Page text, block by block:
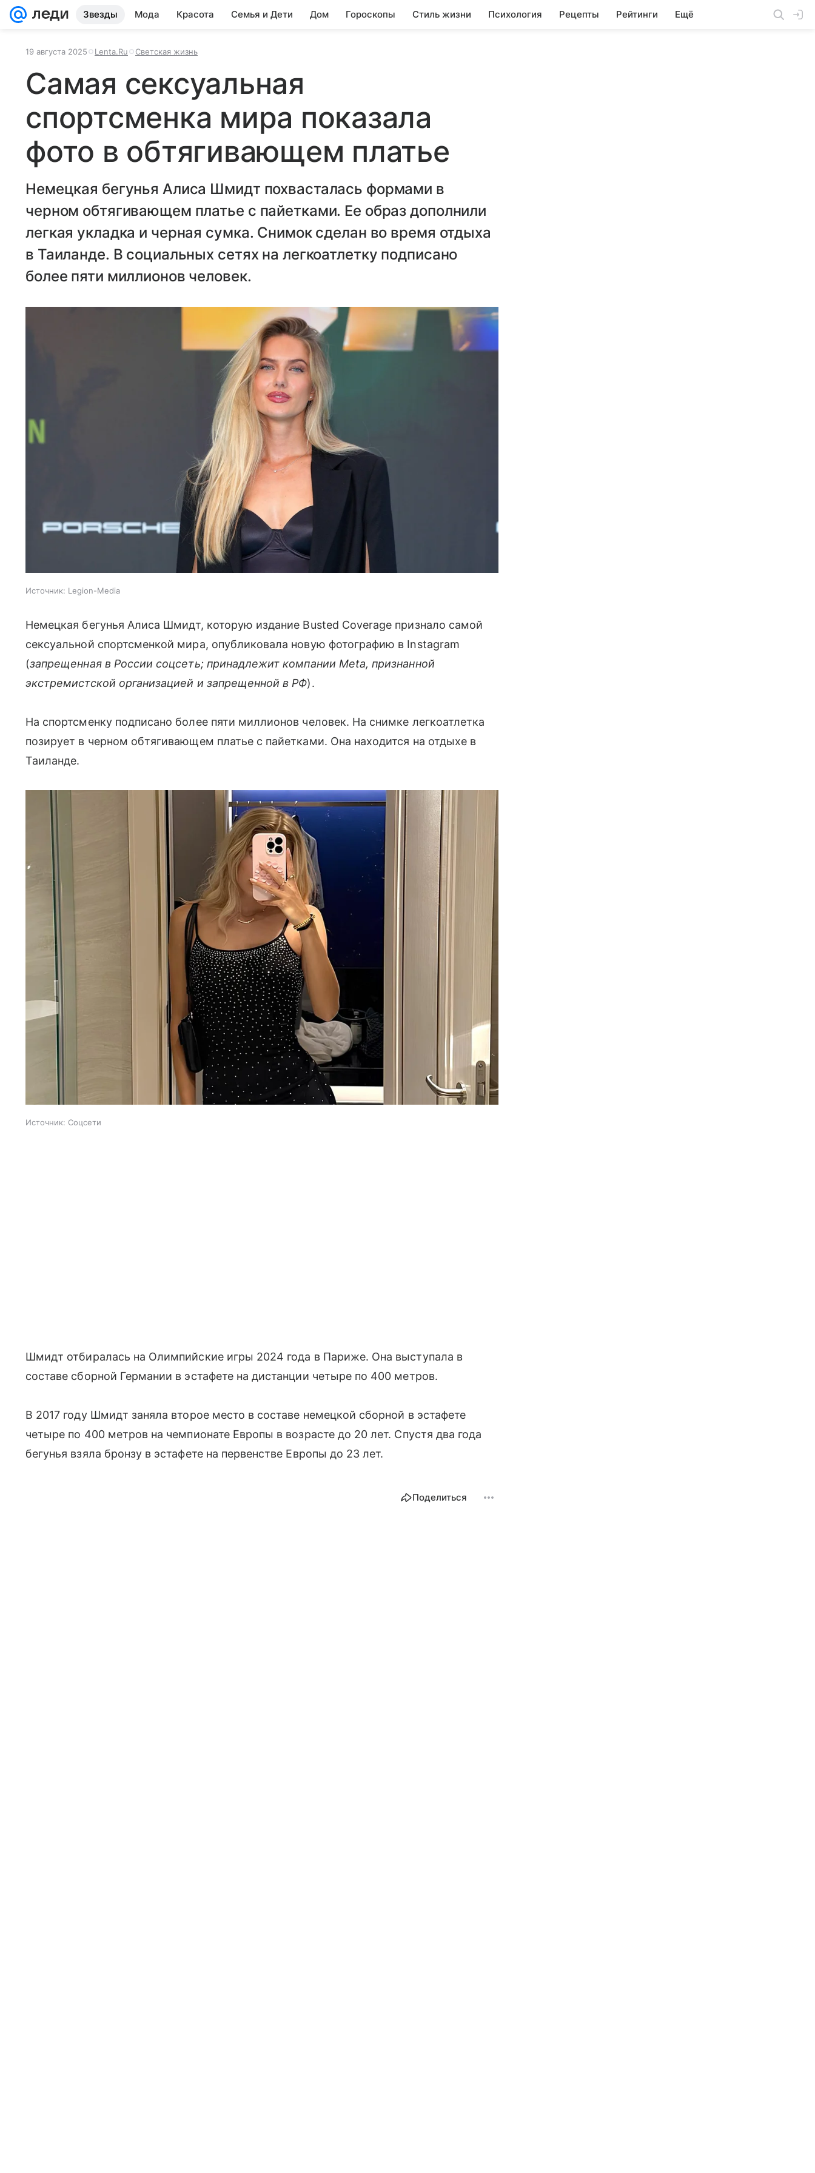
Звезды Мода Красота Семья и Дети Дом Гороскопы Стиль жизни Психология Рецепты Рейтинги Ещё
19 августа 2025 Lenta.Ru Светская жизнь
Самая сексуальная
спортсменка мира показала
фото в обтягивающем платье
Немецкая бегунья Алиса Шмидт похвасталась формами в
черном обтягивающем платье с пайетками. Ее образ дополнили
легкая укладка и черная сумка. Снимок сделан во время отдыха
в Таиланде. В социальных сетях на легкоатлетку подписано
более пяти миллионов человек.
Источник: Legion-Media
Немецкая бегунья Алиса Шмидт, которую издание Busted Coveragе признало самой
сексуальной спортсменкой мира, опубликовала новую фотографию в Instagram
(запрещенная в России соцсеть; принадлежит компании Meta, признанной
экстремистской организацией и запрещенной в РФ).
На спортсменку подписано более пяти миллионов человек. На снимке легкоатлетка
позирует в черном обтягивающем платье с пайетками. Она находится на отдыхе в
Таиланде.
Источник: Соцсети
Шмидт отбиралась на Олимпийские игры 2024 года в Париже. Она выступала в
составе сборной Германии в эстафете на дистанции четыре по 400 метров.
В 2017 году Шмидт заняла второе место в составе немецкой сборной в эстафете
четыре по 400 метров на чемпионате Европы в возрасте до 20 лет. Спустя два года
бегунья взяла бронзу в эстафете на первенстве Европы до 23 лет.
Поделиться